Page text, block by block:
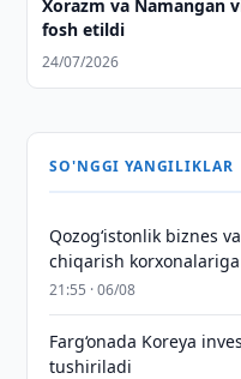
Xorazm va
fosh etildi
24/07/2026
SO'NGGI YANGILIKLAR
Qozogʻistonlik biznes
chiqarish
21:55 · 06/08
Farg‘onada Koreya
tushiriladi